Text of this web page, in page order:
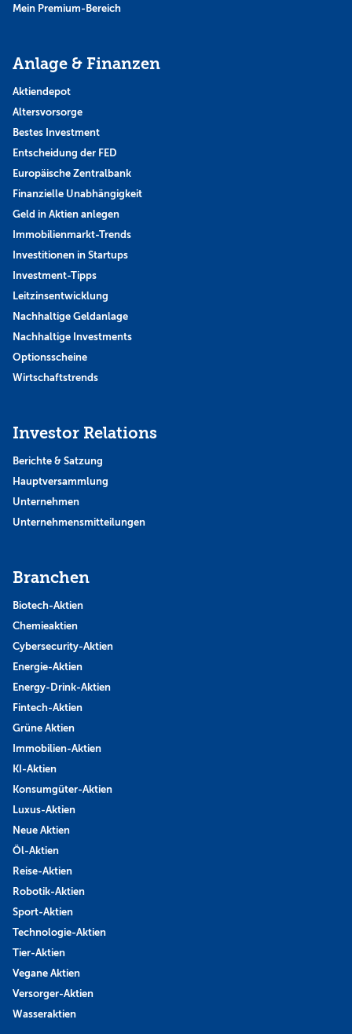
Mein Premium-Bereich
Anlage & Finanzen
Aktiendepot
Altersvorsorge
Bestes Investment
Entscheidung der FED
Europäische Zentralbank
Finanzielle Unabhängigkeit
Geld in Aktien anlegen
Immobilienmarkt-Trends
Investitionen in Startups
Investment-Tipps
Leitzinsentwicklung
Nachhaltige Geldanlage
Nachhaltige Investments
Optionsscheine
Wirtschaftstrends
Investor Relations
Berichte & Satzung
Hauptversammlung
Unternehmen
Unternehmensmitteilungen
Branchen
Biotech-Aktien
Chemieaktien
Cybersecurity-Aktien
Energie-Aktien
Energy-Drink-Aktien
Fintech-Aktien
Grüne Aktien
Immobilien-Aktien
KI-Aktien
Konsumgüter-Aktien
Luxus-Aktien
Neue Aktien
Öl-Aktien
Reise-Aktien
Robotik-Aktien
Sport-Aktien
Technologie-Aktien
Tier-Aktien
Vegane Aktien
Versorger-Aktien
Wasseraktien